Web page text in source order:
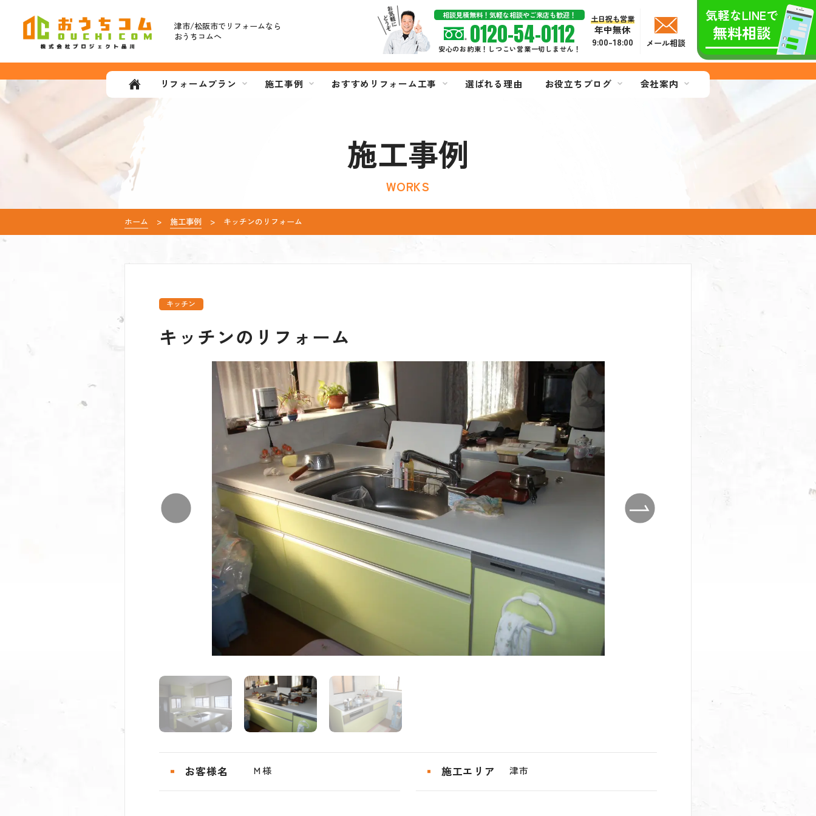
津市/松阪市で リフォームなら
おうちコムへ
相談見積無料！気軽な相談やご来店も歓迎！
0120-54-0112
安心のお約束！しつこい営業一切しません！
土日祝も営業
年中無休
9:00-18:00
メール相談
気軽なLINEで
無料相談
リフォームプラン 施工事例 おすすめリフォーム工事 選ばれる理由 お役立ちブログ 会社案内
施工事例
WORKS
ホーム 施工事例 キッチンのリフォーム
キッチン
キッチンのリフォーム
お客様名 Ｍ様 施工エリア 津市